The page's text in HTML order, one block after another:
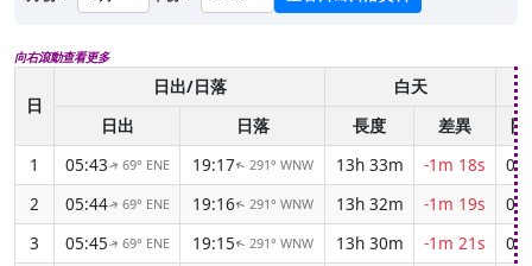
向右滾動查看更多
日
日出/日落 白天
日出
日落 長度 差異
開
1
05:43↑ 69° ENE 19:17↑ 291° WNW 13h 33m -1m 18s
2
05:44↑ 69° ENE 19:16↑ 291° WNW 13h 32m -1m 19s
3
05:45↑ 69° ENE 19:15↑ 291° WNW 13h 30m -1m 21s